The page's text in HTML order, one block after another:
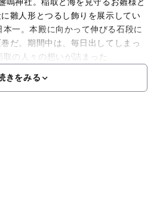
嗚神社。稲取と海を見守るお雛様と
雛人形とつるし飾りを展示してい
一。本殿に向かって伸びる石段に
だ。期間中は、毎日出してしまっ
の人々の想いが詰まった
きをみる